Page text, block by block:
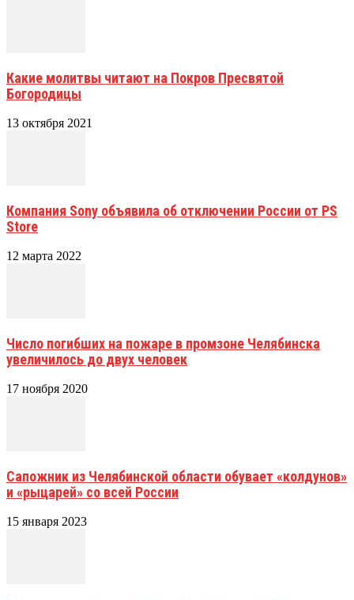
Какие молитвы читают на Покров Пресвятой
Богородицы
13 октября 2021
Компания Sony объявила об отключении России от PS
Store
12 марта 2022
Число погибших на пожаре в промзоне Челябинска
увеличилось до двух человек
17 ноября 2020
Сапожник из Челябинской области обувает «колдунов»
и «рыцарей» со всей России
15 января 2023